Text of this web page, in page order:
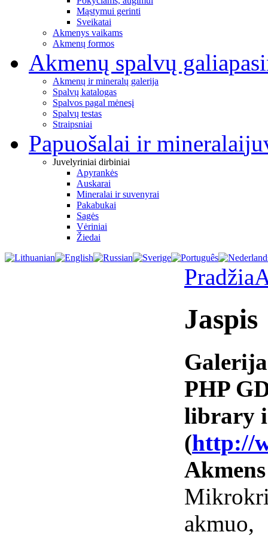
Mąstymui gerinti
Sveikatai
Akmenys vaikams
Akmenų formos
Akmenų spalvų galia
Akmenų ir mineralų galerija
Spalvų katalogas
Spalvos pagal mėnesį
Spalvų testas
Straipsniai
Papuošalai ir mineralai
Juvelyriniai dirbiniai
Apyrankės
Auskarai
Mineralai ir suvenyrai
Pakabukai
Sagės
Vėriniai
Žiedai
Pradžia
Jaspis
Galerija
PHP
library
(http://